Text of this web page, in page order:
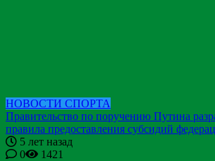
НОВОСТИ СПОРТА
Правительство по поручению Путина
правила предоставления субсидий
5 лет назад
0
1421